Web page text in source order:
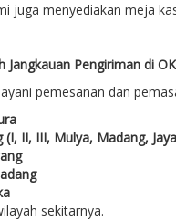
juga menyediakan meja
Jangkauan Pengiriman di
pemesanan dan
(I, II, III, Mulya, Madang,
sekitarnya.